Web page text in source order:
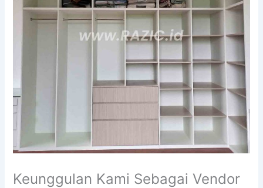
Keunggulan Kami Sebagai Vendor